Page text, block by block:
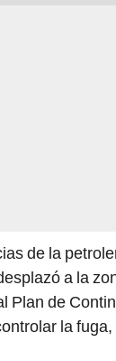
de la
a la
Plan de
la